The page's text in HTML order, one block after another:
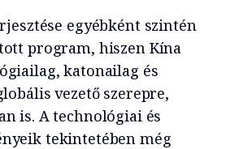
egyébként szintén
program, hiszen Kína
katonailag és
vezető szerepre,
is. A technológiai és
tekintetében még